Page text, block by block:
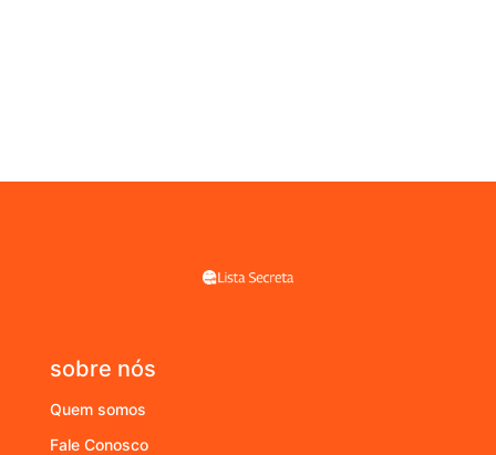
sobre nós
Quem somos
Fale Conosco